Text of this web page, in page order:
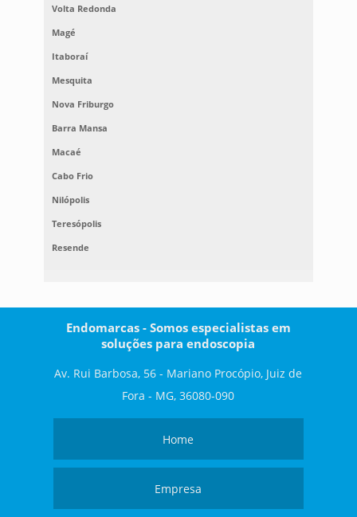
Volta Redonda
Magé
Itaboraí
Mesquita
Nova Friburgo
Barra Mansa
Macaé
Cabo Frio
Nilópolis
Teresópolis
Resende
Endomarcas - Somos especialistas em
soluções para endoscopia
Av. Rui Barbosa, 56 - Mariano Procópio, Juiz de
Fora - MG, 36080-090
Home
Empresa